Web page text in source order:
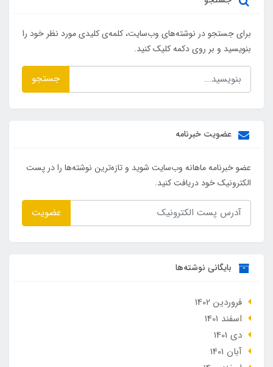
برای جستجو در نوشته‌های وب‌سایت، کلمه‌ی کلیدی مورد نظر خود را
بنویسید و بر روی دکمه کلیک کنید.
جستجو
عضویت خبرنامه
عضو خبرنامه ماهانه وب‌سایت شوید و تازه‌ترین نوشته‌ها را در پست
الکترونیک خود دریافت کنید.
عضویت
بایگانی نوشته‌ها
فروردین 1402
اسفند 1401
دی 1401
آبان 1401